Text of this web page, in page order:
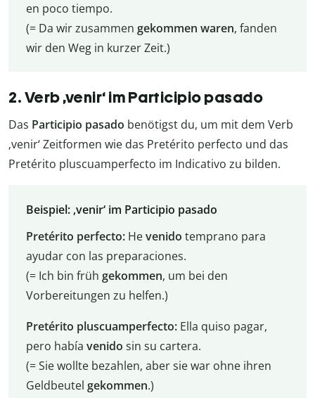
en poco tiempo.
(= Da wir zusammen gekommen waren, fanden
wir den Weg in kurzer Zeit.)
2. Verb ‚venir‘ im Participio pasado
Das Participio pasado benötigst du, um mit dem Verb
‚venir‘ Zeitformen wie das Pretérito perfecto und das
Pretérito pluscuamperfecto im Indicativo zu bilden.
Beispiel: ‚venir‘ im Participio pasado
Pretérito perfecto: Hevenido temprano para
ayudar con las preparaciones.
(= Ich bin früh gekommen, um bei den
Vorbereitungen zu helfen.)
Pretérito pluscuamperfecto:Ella quiso pagar,
pero había venido sin su cartera.
(= Sie wollte bezahlen, aber sie war ohne ihren
Geldbeutel gekommen.)